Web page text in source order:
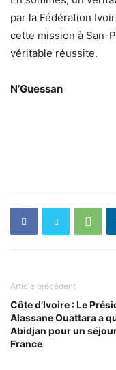
par la Fédération
cette mission à San-
véritable réussite.
N’Guessan
Article précédent
Côte d’Ivoire : Le
Alassane Ouattara a
Abidjan pour un
France